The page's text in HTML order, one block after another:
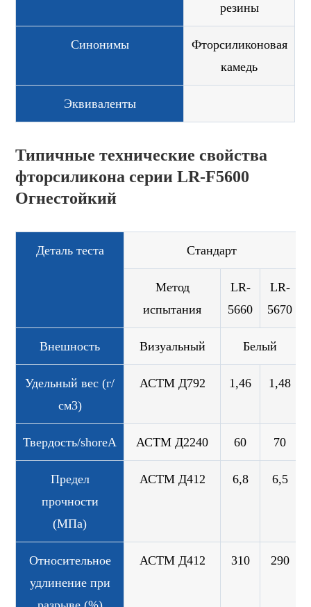
резины
Синонимы
Фторсиликоновая
камедь
Эквиваленты
Типичные технические свойства
фторсиликона серии LR-F5600
Огнестойкий
Деталь теста Стандарт
Метод
испытания
LR-
5660
LR-
5670
Внешность Визуальный Белый
Удельный вес (г/
см3)
АСТМ Д792 1,46 1,48
Твердость/shoreA АСТМ Д2240 60 70
Предел
прочности
(МПа)
АСТМ Д412 6,8 6,5
Относительное
удлинение при
АСТМ Д412 310 290